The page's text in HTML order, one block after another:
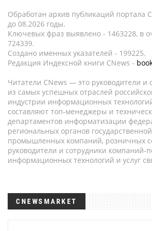
Обработан архив публикаций портала
до 08.2026 годы.
Ключевых фраз выявлено - 1463228, в
724339.
Создано именных указателей - 199225.
Редакция Индексной книги CNews -
Читатели CNews — это руководители и
из самых успешных отраслей
индустрии информационных
составляют топ-менеджеры и
департаментов информатизации
региональных органов
промышленных компаний, розничных
руководители и сотрудники компаний-
информационных технологий и услуг
CNEWSMARKET